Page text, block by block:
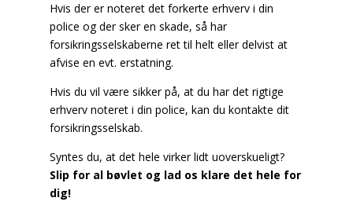
Hvis der er noteret det forkerte erhverv i din
police og der sker en skade, så har
forsikringsselskaberne ret til helt eller delvist at
afvise en evt. erstatning.
Hvis du vil være sikker på, at du har det rigtige
erhverv noteret i din police, kan du kontakte dit
forsikringsselskab.
Syntes du, at det hele virker lidt uoverskueligt?
Slip for al bøvlet og lad os klare det hele for
dig!